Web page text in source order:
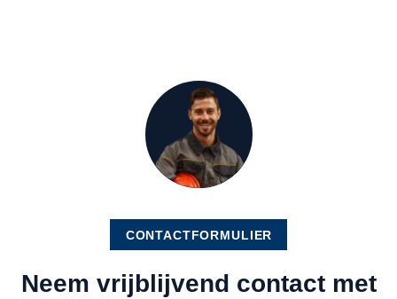
CONTACTFORMULIER
Neem vrijblijvend contact met